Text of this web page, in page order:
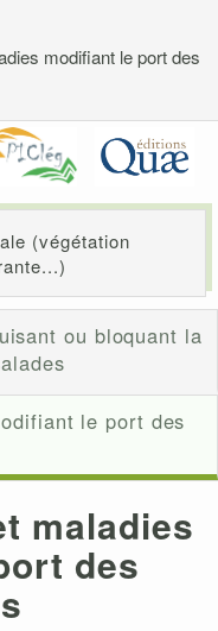
modifiant le port des
(végétation
ou bloquant la
le port des
maladies
des